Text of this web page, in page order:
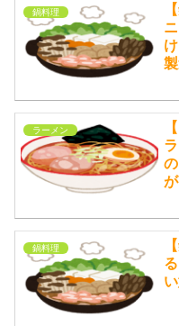
鍋料理
ラーメン
鍋料理